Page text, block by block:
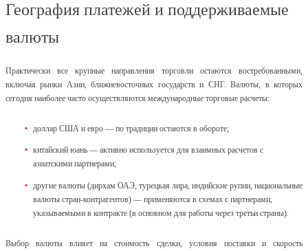
География платежей и поддерживаемые
валюты
Практически все крупные направления торговли остаются востребованными,
включая рынки Азии, ближневосточных государств и СНГ. Валюты, в которых
сегодня наиболее часто осуществляются международные торговые расчеты:
доллар США и евро — по традиции остаются в обороте;
китайский юань — активно используется для взаимных расчетов с
азиатскими партнерами;
другие валюты (дирхам ОАЭ, турецкая лира, индийские рупии, национальные
валюты стран-контрагентов) — применяются в схемах с партнерами,
указываемыми в контракте (в основном для работы через третьи страны).
Выбор валюты влияет на стоимость сделки, условия поставки и скорость